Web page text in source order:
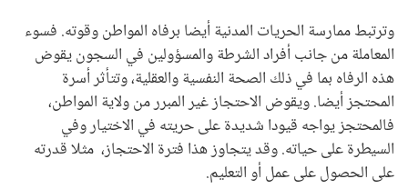
وترتبط ممارسة الحريات المدنية أيضا برفاه المواطن وقوته. فسوء
المعاملة من جانب أفراد الشرطة والمسؤولين في السجون يقوض
هذه الرفاه بما في ذلك الصحة النفسية والعقلية، وتتأثر أسرة
المحتجز أيضا. ويقوض الاحتجاز غير المبرر من ولاية المواطن،
فالمحتجز يواجه قيودا شديدة على حريته في الاختيار وفي
السيطرة على حياته. وقد يتجاوز هذا فترة الاحتجاز، مثلا قدرته
على الحصول على عمل أو التعليم.